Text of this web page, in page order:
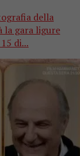
della
la gara ligure
di...